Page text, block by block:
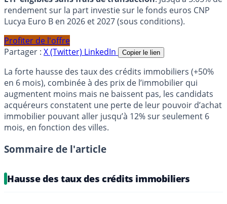
rendement sur la part investie sur le fonds euros CNP
Lucya Euro B en 2026 et 2027 (sous conditions).
Profiter de l'offre
Partager : X (Twitter) LinkedIn Copier le lien
La forte hausse des taux des crédits immobiliers (+50%
en 6 mois), combinée à des prix de l’immobilier qui
augmentent moins mais ne baissent pas, les candidats
acquéreurs constatent une perte de leur pouvoir d’achat
immobilier pouvant aller jusqu’à 12% sur seulement 6
mois, en fonction des villes.
Sommaire de l'article
Hausse des taux des crédits immobiliers